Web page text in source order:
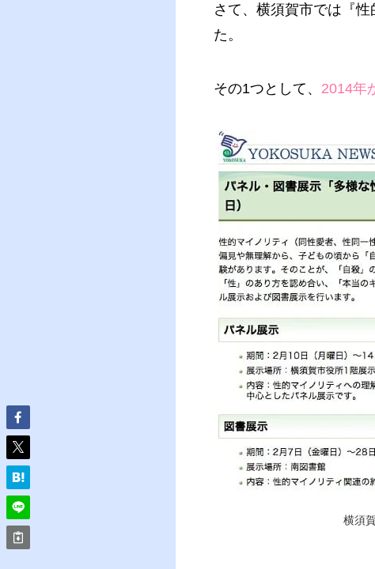
さて、横須賀市では『
た。
その1つとして、 2014年
横須